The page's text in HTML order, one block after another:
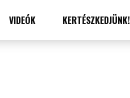
VIDEÓK KERTÉSZKEDJÜNK!